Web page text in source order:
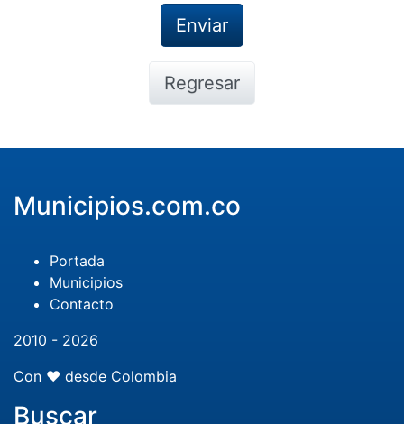
Regresar
Municipios.com.co
Portada
Municipios
Contacto
2010 - 2026
Con ❤️ desde Colombia
Buscar